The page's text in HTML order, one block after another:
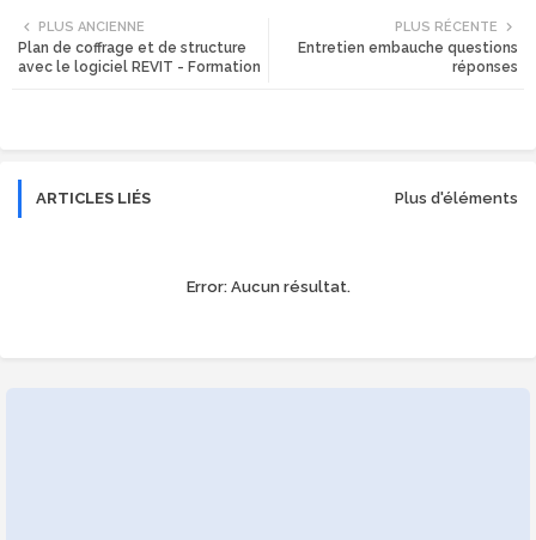
tte ats
PLUS RÉCENTE
Entretien embauche questions
réponses
PLUS ANCIENNE
Plan de coffrage et de structure
avec le logiciel REVIT - Formation
ARTICLES LIÉS Plus d'éléments
Error:Aucun résultat.